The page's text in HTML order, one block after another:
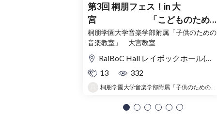
第3回 桐朋フェス！in 大
宮 「こどものため
コンサート」〜出かけよう！音
の旅〜
桐朋学園大学音楽学部附属「子供のための
音楽教室」 大宮教室
RaiBoC Hall レイボックホール(市民会館おおみや) 5F リハーサルルーム・レクリエーションルーム
13
332
桐朋学園大学音楽学部附属「子供のための音楽教室 」大宮教室